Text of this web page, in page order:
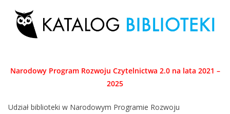
Narodowy Program Rozwoju Czytelnictwa 2.0 na lata 2021 –
2025
Udział biblioteki w Narodowym Programie Rozwoju